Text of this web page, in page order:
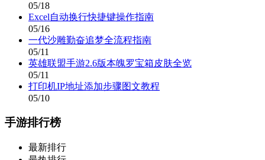
05/18
Excel自动换行快捷键操作指南
05/16
一代沙雕勤奋追梦全流程指南
05/11
英雄联盟手游2.6版本魄罗宝箱皮肤全览
05/11
打印机IP地址添加步骤图文教程
05/10
手游排行榜
最新排行